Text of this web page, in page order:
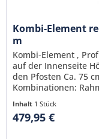
Kombi-Element
m
Kombi-Element ,
auf der Innenseite
den Pfosten Ca. 75
Kombinationen:
Inhalt 1 Stück
479,95 €